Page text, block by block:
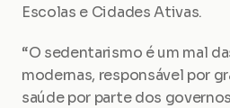
Escolas e Cidades Ativas.
“O sedentarismo é um mal
modernas, responsável por
saúde por parte dos